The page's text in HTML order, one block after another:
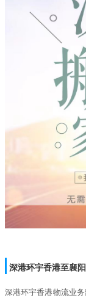
深港环宇香港至襄
深港环宇香港物流业